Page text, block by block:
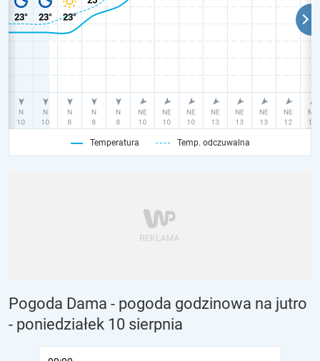
Temperatura Temp. odczuwalna
Pogoda Dama - pogoda godzinowa na jutro
- poniedziałek 10 sierpnia